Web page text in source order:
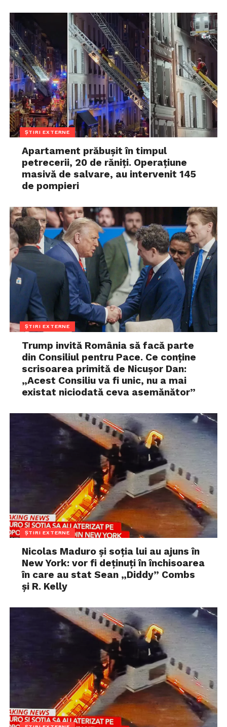
ȘTIRI EXTERNE
Apartament prăbușit în timpul
petrecerii, 20 de răniți. Operațiune
masivă de salvare, au intervenit 145
de pompieri
ȘTIRI EXTERNE
Trump invită România să facă parte
din Consiliul pentru Pace. Ce conține
scrisoarea primită de Nicușor Dan:
„Acest Consiliu va fi unic, nu a mai
existat niciodată ceva asemănător”
ȘTIRI EXTERNE
Nicolas Maduro și soția lui au ajuns în
New York: vor fi deținuți în închisoarea
în care au stat Sean „Diddy” Combs
și R. Kelly